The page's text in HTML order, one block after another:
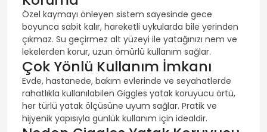
Özel kaymayı önleyen sistem sayesinde gece
boyunca sabit kalır, hareketli uykularda bile yerinden
çıkmaz. Su geçirmez alt yüzeyi ile yatağınızı nem ve
lekelerden korur, uzun ömürlü kullanım sağlar.
Çok Yönlü Kullanım İmkanı
Evde, hastanede, bakım evlerinde ve seyahatlerde
rahatlıkla kullanılabilen Giggles yatak koruyucu örtü,
her türlü yatak ölçüsüne uyum sağlar. Pratik ve
hijyenik yapısıyla günlük kullanım için idealdir.